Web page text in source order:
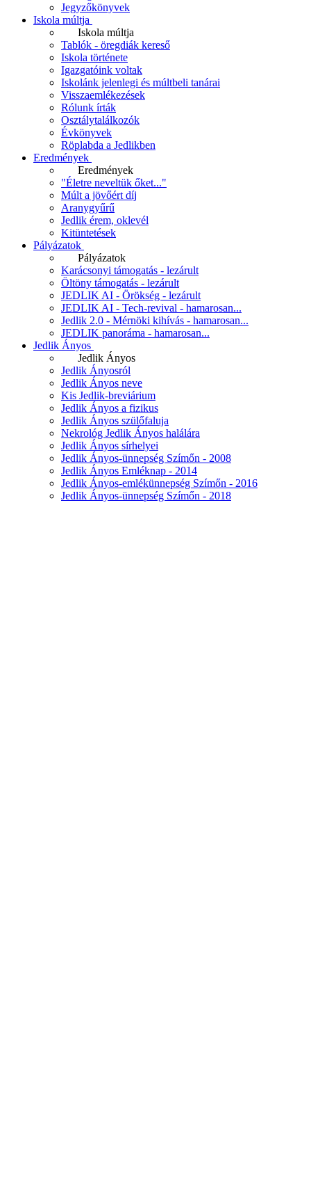
Jegyzőkönyvek
Iskola múltja
Iskola múltja
Tablók - öregdiák kereső
Iskola története
Igazgatóink voltak
Iskolánk jelenlegi és múltbeli tanárai
Visszaemlékezések
Rólunk írták
Osztálytalálkozók
Évkönyvek
Röplabda a Jedlikben
Eredmények
Eredmények
"Életre neveltük őket..."
Múlt a jövőért díj
Aranygyűrű
Jedlik érem, oklevél
Kitüntetések
Pályázatok
Pályázatok
Karácsonyi támogatás - lezárult
Öltöny támogatás - lezárult
JEDLIK AI - Örökség - lezárult
JEDLIK AI - Tech-revival - hamarosan...
Jedlik 2.0 - Mérnöki kihívás - hamarosan...
JEDLIK panoráma - hamarosan...
Jedlik Ányos
Jedlik Ányos
Jedlik Ányosról
Jedlik Ányos neve
Kis Jedlik-breviárium
Jedlik Ányos a fizikus
Jedlik Ányos szülőfaluja
Nekrológ Jedlik Ányos halálára
Jedlik Ányos sírhelyei
Jedlik Ányos-ünnepség Szímőn - 2008
Jedlik Ányos Emléknap - 2014
Jedlik Ányos-emlékünnepség Szímőn - 2016
Jedlik Ányos-ünnepség Szímőn - 2018